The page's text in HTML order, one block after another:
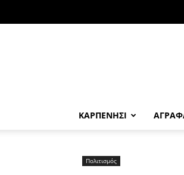
ΚΑΡΠΕΝΗΣΙ
Πολιτισμός